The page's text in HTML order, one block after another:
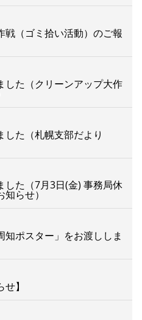
（ゴミ拾い活動）のご報
した（クリーンアップ大作
た（札幌支部だより
した（7月3日(金) 事務局休
らせ）
ポスター」をお渡ししま
】